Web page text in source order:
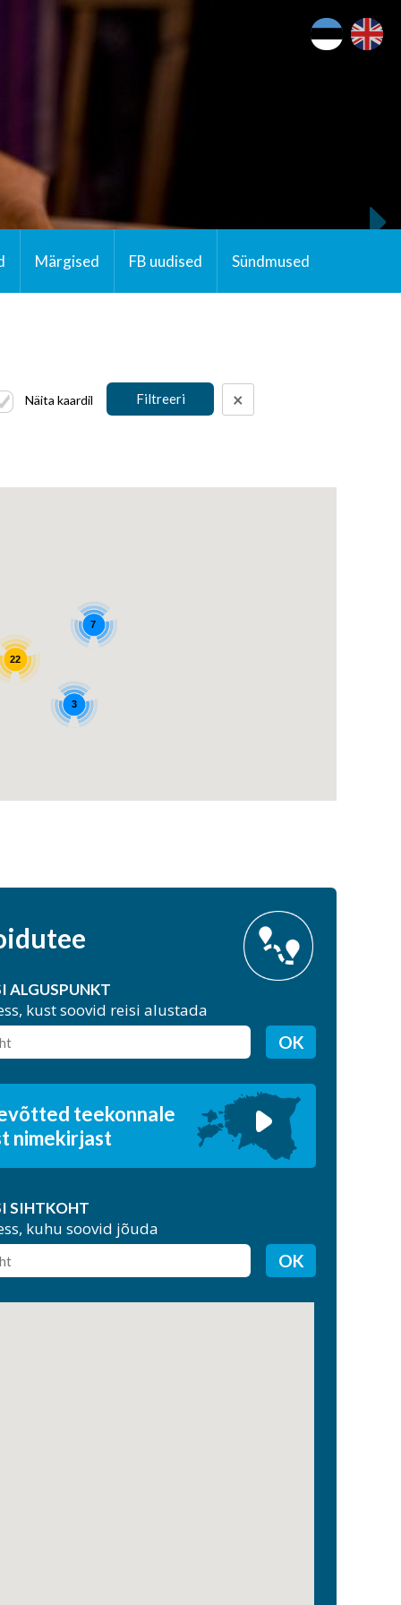
Märgised FB uudised Sündmused
Näita kaardil ×
7
22
3
ALGUSPUNKT
kust soovid reisi alustada
OK
teekonnale
nimekirjast
SIHTKOHT
kuhu soovid jõuda
OK